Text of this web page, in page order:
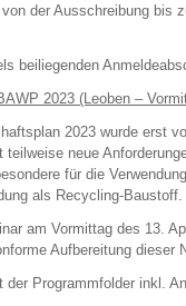
der Ausschreibung bis
beiliegenden
2023 (Leoben –
2023 wurde erst
neue
für die
als Recycling-Baustoff.
am Vormittag des 13.
Aufbereitung dieser
der Programmfolder inkl.